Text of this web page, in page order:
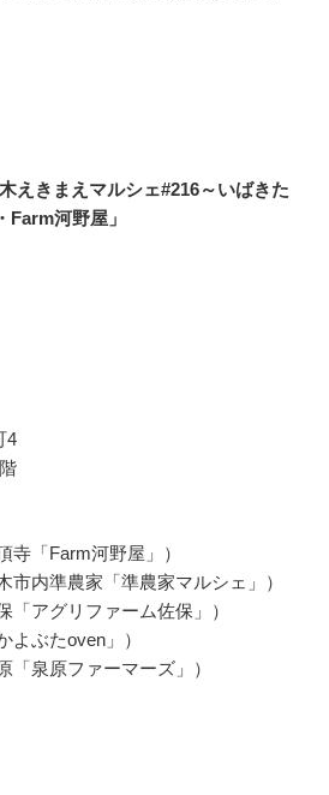
えきまえマルシェ#216～いばきた
河野屋」
4
寺「Farm河野屋」）
市内準農家「準農家マルシェ」）
「アグリファーム佐保」）
よぶたoven」）
「泉原ファーマーズ」）